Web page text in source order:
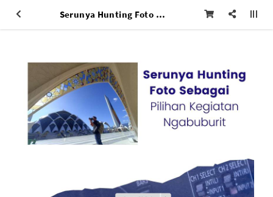
Serunya Hunting Foto Sebagai Pilihan Kegiatan Ngabuburit